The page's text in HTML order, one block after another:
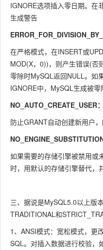
IGNORE选项插入零日期。在
生成警告
在严格模式，在INSERT或
MOD(X，0))，则产生错误(否
零除时MySQL返回NULL。如
IGNORE中，MySQL生成被
NO_AUTO_CREATE_USER：
防止GRANT自动创建新用户，
NO_ENGINE_SUBSTITUTION
如果需要的存储引擎被禁用或
时，用默认的存储引擎替代，
三、据说是MySQL5.0以上版
TRADITIONAL和
1、ANSI模式：宽松模式，更
SQL。对插入数据进行校验，